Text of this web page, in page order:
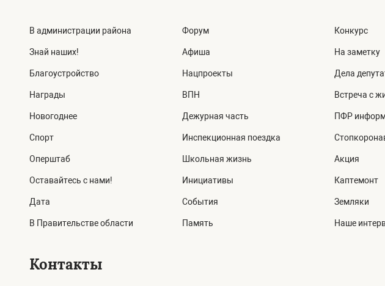
В администрации района
Знай наших!
Благоустройство
Награды
Новогоднее
Спорт
Оперштаб
Оставайтесь с нами!
Дата
В Правительстве области
Форум
Афиша
Нацпроекты
ВПН
Дежурная часть
Инспекционная поездка
Школьная жизнь
Инициативы
События
Память
Конкурс
На заметку
Дела
Встреча с
ПФР
Акция
Каптемонт
Земляки
Наше
Контакты